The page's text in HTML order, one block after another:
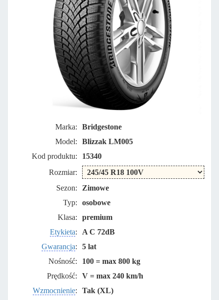
Marka:
Bridgestone
Model:
Blizzak LM005
Kod produktu:
15340
Rozmiar:
Sezon:
Zimowe
Typ:
osobowe
Klasa:
premium
Etykieta:
A C 72dB
Gwarancja:
5 lat
Nośność:
100 = max 800 kg
Prędkość:
V = max 240 km/h
Wzmocnienie:
Tak (XL)